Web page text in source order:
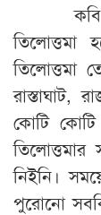
কবি
তিলোত্তমা
তিলোত্তমা
কোটি
নিইনি।
পুরোনো